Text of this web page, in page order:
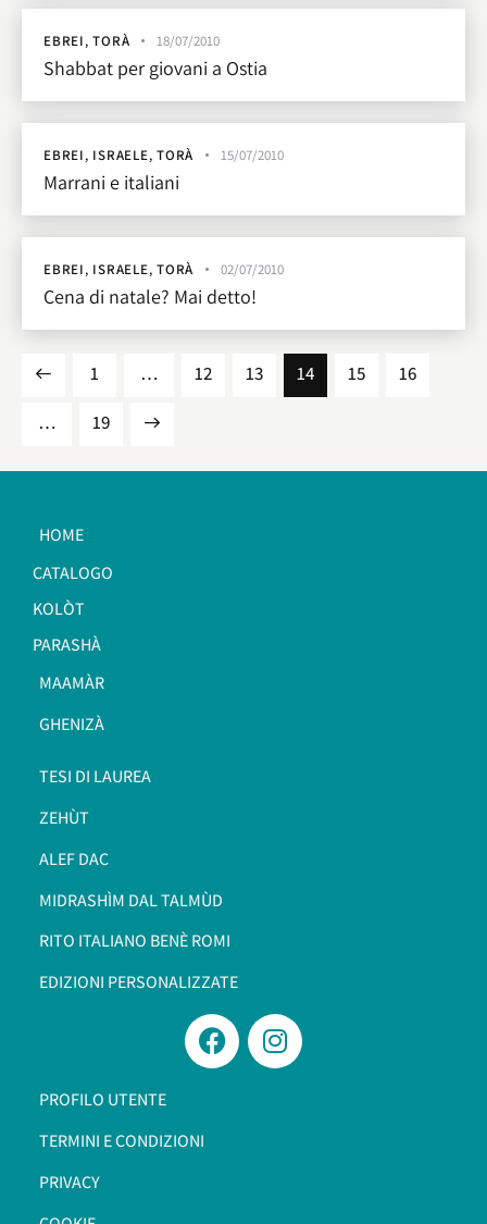
EBREI,TORÀ 18/07/2010
Shabbat per giovani a Ostia
EBREI, ISRAELE,TORÀ 15/07/2010
Marrani e italiani
EBREI, ISRAELE,TORÀ 02/07/2010
Cena di natale? Mai detto!
1 … 12 13 14 15 16
… 19
>
HOME
CATALOGO
KOLÒT
PARASHÀ
MAAMÀR
GHENIZÀ
TESI DI LAUREA
ZEHÙT
ALEF DAC
MIDRASHÌM DAL TALMÙD
RITO ITALIANO BENÈ ROMI​
EDIZIONI PERSONALIZZATE
PROFILO UTENTE
TERMINI E CONDIZIONI
PRIVACY